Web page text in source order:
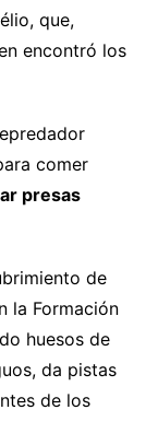
que,
encontró los
comer
presas
de
la Formación
huesos de
da pistas
de los